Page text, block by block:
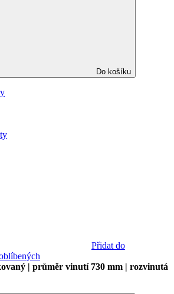
Do košíku
Přidat do
| průměr vinutí 730 mm | rozvinutá